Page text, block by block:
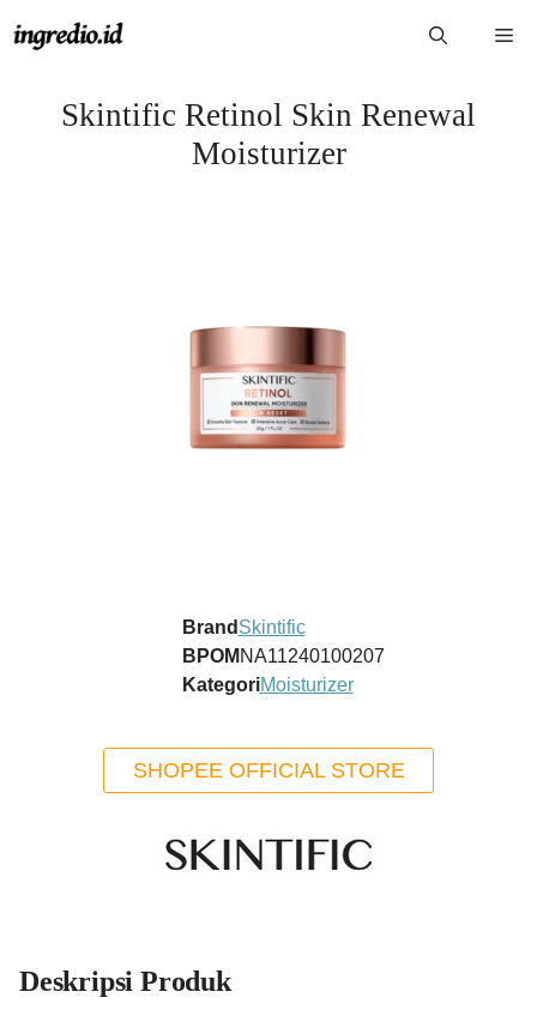
ke
Skintific Retinol Skin Renewal
Moisturizer
Brand Skintific
BPOM NA11240100207
KategoriMoisturizer
SHOPEE OFFICIAL STORE
Deskripsi Produk